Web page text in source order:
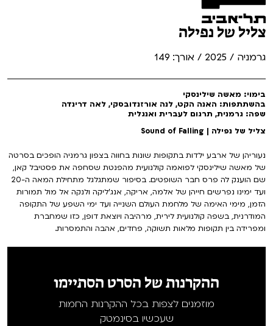
צליל של נפילה
גרמניה / 2025 / אורך: 149
בימוי: מאשה שילינסקי
בהשתתפות: האנה הקט, לנה אורזנדובסקי, לאה דרינדה
שפה: גרמנית, תרגום לעברית ואנגלית
צליל של נפילה | Sound of Falling
נעוריהן של ארבע ילדות בתקופות שונות בחווה בצפון גרמניה הופכים בסרטה
של מאשה שילינסקי לפואמה קולנועית מהפנטת שסחפה את פסטיבל קאן,
שם הוענק לה פרס חבר השופטים. בסיפור שמתגלגל מתחילת המאה ה-20
ועד ימינו נפרשים חייהן של אלמה, אריקה, אנג'ליקה ולנקה אל מול תמורות
הזמן, מימי האימה של מלחמת העולם השנייה ועד ימי השפע של התקופה
המודרנית, בשפה קולנועית לירית, מרהיבה ויוצאת דופן, כזו שמחברת
ומפרידה בין תקופות מלאות תשוקה, פחדים, אהבה והתמסרות.
ההקרנות של הסרט הסתיימו
מוזמנים לצפות בכל ההקרנות החמות
שעכשיו בסינמטק